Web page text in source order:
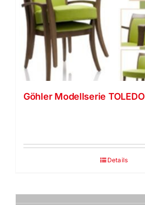
Göhler Modellserie TOLEDO
Details